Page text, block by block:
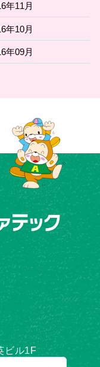
年11月
年10月
年09月
ビル1F